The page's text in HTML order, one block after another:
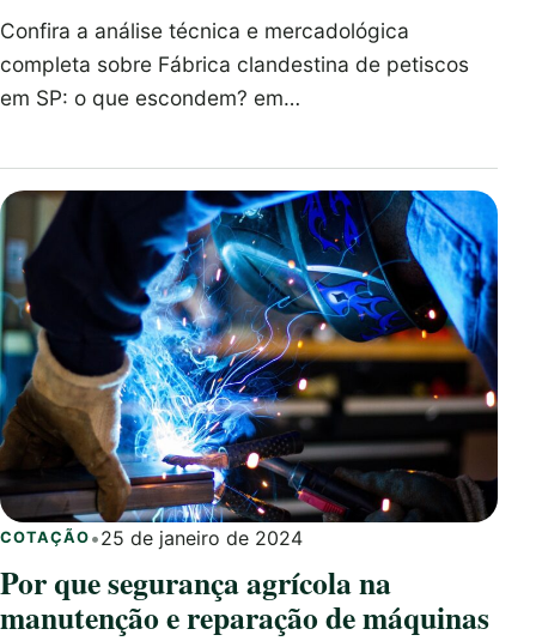
Confira a análise técnica e mercadológica
completa sobre Fábrica clandestina de petiscos
em SP: o que escondem? em…
COTAÇÃO •25 de janeiro de 2024
Por que segurança agrícola na
manutenção e reparação de máquinas